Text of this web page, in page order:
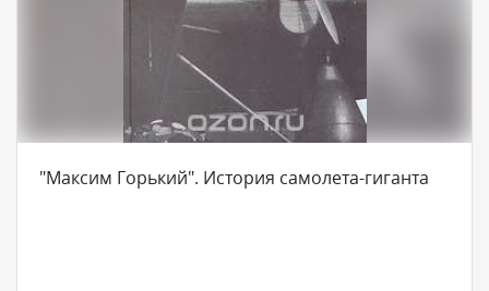
"Максим Горький". История самолета-гиганта